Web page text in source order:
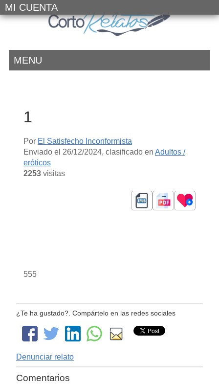
MI CUENTA
MENU
1
Por El Satisfecho Inconformista
Enviado el 26/12/2024, clasificado en Adultos /
eróticos
2253visitas
555
¿Te ha gustado?. Compártelo en las redes sociales
Denunciar relato
Comentarios